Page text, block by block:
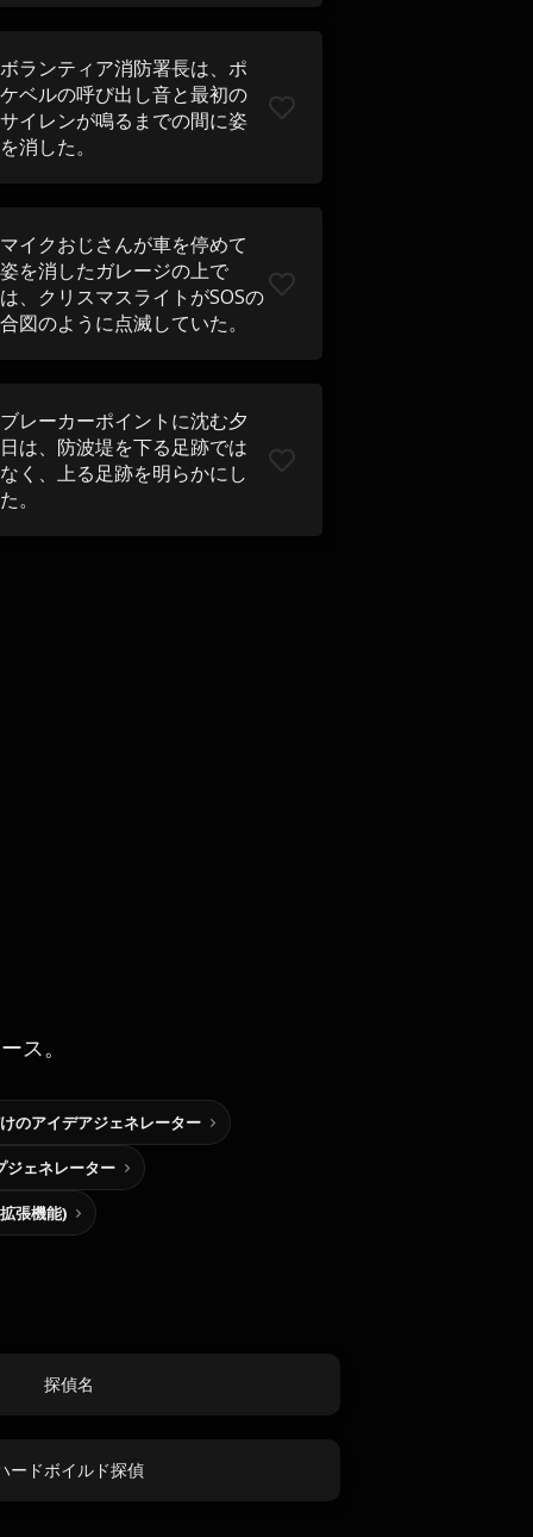
ボランティア消防署長は、ポ
ケベルの呼び出し音と最初の
サイレンが鳴るまでの間に姿
を消した。
マイクおじさんが車を停めて
姿を消したガレージの上で
は、クリスマスライトがSOSの
合図のように点滅していた。
ブレーカーポイントに沈む夕
日は、防波堤を下る足跡では
なく、上る足跡を明らかにし
た。
ス。
のアイデアジェネレーター
ジェネレーター
張機能)
探偵名
ードボイルド探偵